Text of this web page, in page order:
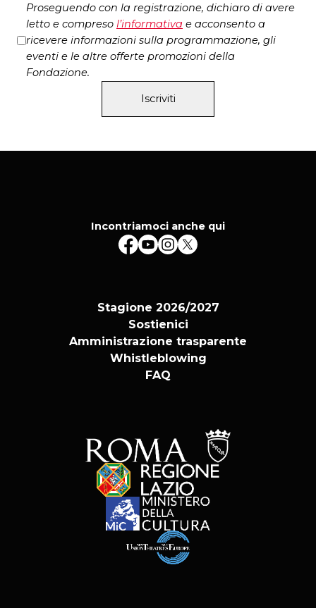
Proseguendo con la registrazione, dichiaro di avere
letto e compreso l’informativa e acconsento a
ricevere informazioni sulla programmazione, gli
eventi e le altre offerte promozioni della
Fondazione.
Iscriviti
Incontriamoci anche qui
Stagione 2026/2027
Sostienici
Amministrazione trasparente
Whistleblowing
FAQ